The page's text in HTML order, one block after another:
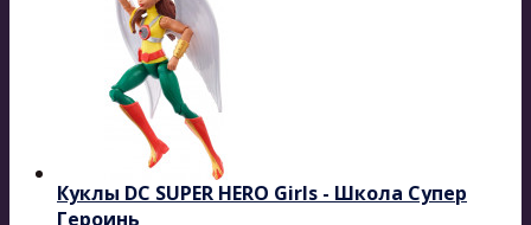
Куклы DC SUPER HERO Girls - Школа Супер
Героинь